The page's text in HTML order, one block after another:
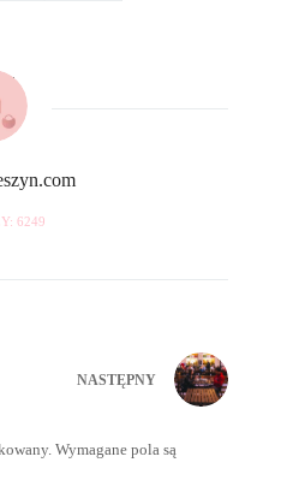
6249
NASTĘPNY
Wymagane pola są